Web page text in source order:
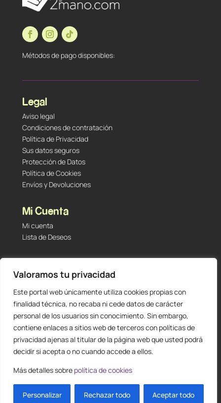
Valoramos tu privacidad
Este portal web únicamente utiliza cookies propias con
finalidad técnica, no recaba ni cede datos de carácter
personal de los usuarios sin conocimiento. Sin embargo,
contiene enlaces a sitios web de terceros con políticas de
privacidad ajenas al titular de la página web que usted podrá
decidir si acepta o no cuando accede a ellos.
Más detalles sobre política de cookies
Personalizar Rechazar todo Aceptar todo
Métodos de pago disponibles:
Legal
Aviso legal
Condiciones de contratación
Política de Privacidad
Sus datos seguros
Protección de Datos
Política de Cookies
Envíos y Devoluciones
Mi Cuenta
Mi cuenta
Lista de Deseos
Tu Tienda de Segunda Mano, Sambara #101 (Madrid,
28027 – España)
912 60 05 55 |+34 601 23 09 14
info@staging.tutiendadesegundamano.com
Diseño y creación web byPublydea© |Todos los derechos reservados
ES